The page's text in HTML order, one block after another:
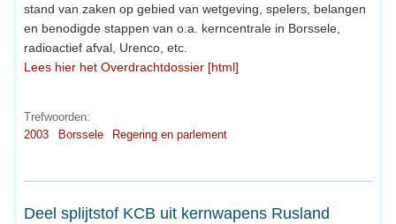
stand van zaken op gebied van wetgeving, spelers, belangen
en benodigde stappen van o.a. kerncentrale in Borssele,
radioactief afval, Urenco, etc.
Lees hier het Overdrachtdossier [html]
Trefwoorden:
2003
Borssele Regering en parlement
Deel splijtstof KCB uit kernwapens Rusland